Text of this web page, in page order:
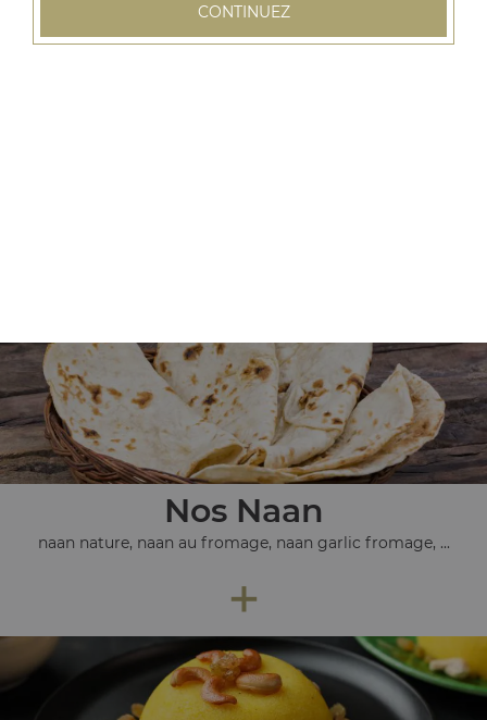
Nos Naan
naan nature, naan au fromage, naan garlic fromage, ...
+
CONTINUEZ